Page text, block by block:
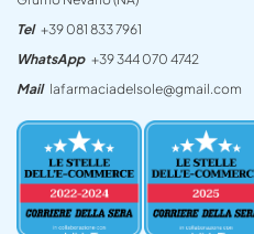
Tel +39 081 833 7961
WhatsApp +39 344 070 4742
Mail lafarmaciadelsole@gmail.com